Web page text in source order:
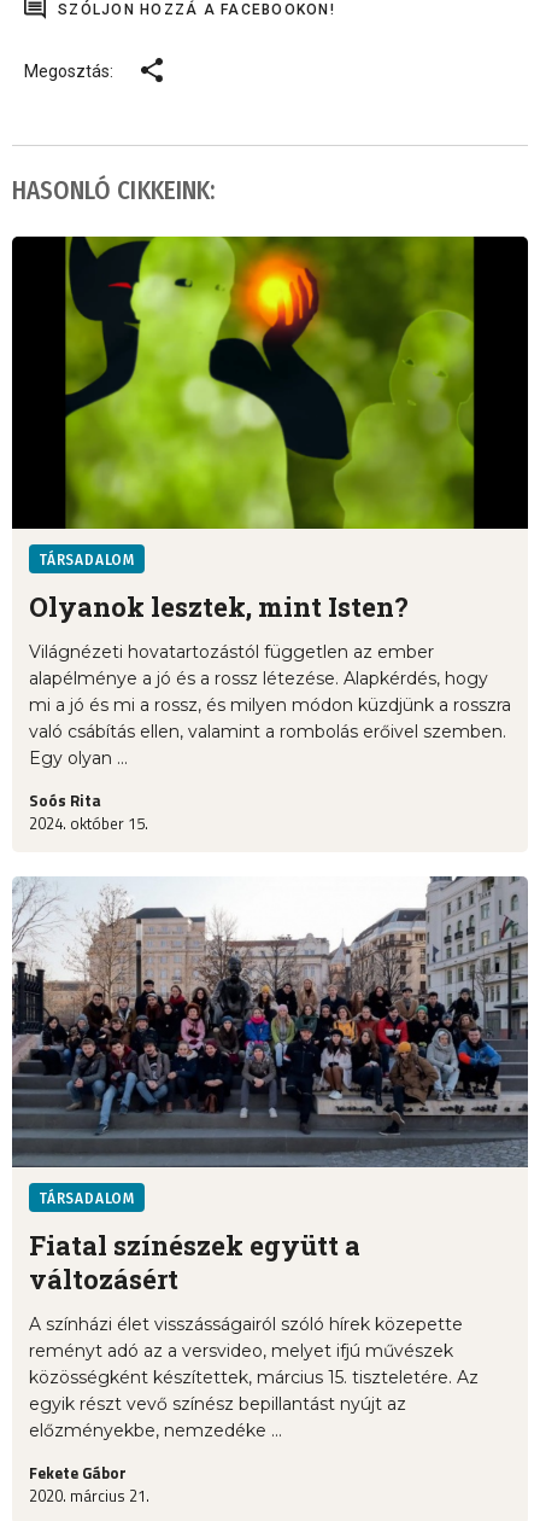
SZÓLJON HOZZÁ A FACEBOOKON!
Megosztás:
HASONLÓ CIKKEINK:
TÁRSADALOM
Olyanok lesztek, mint Isten?
Világnézeti hovatartozástól független az ember
alapélménye a jó és a rossz létezése. Alapkérdés, hogy
mi a jó és mi a rossz, és milyen módon küzdjünk a rosszra
való csábítás ellen, valamint a rombolás erőivel szemben.
Egy olyan ...
Soós Rita
2024. október 15.
TÁRSADALOM
Fiatal színészek együtt a
változásért
A színházi élet visszásságairól szóló hírek közepette
reményt adó az a versvideo, melyet ifjú művészek
közösségként készítettek, március 15. tiszteletére. Az
egyik részt vevő színész bepillantást nyújt az
előzményekbe, nemzedéke ...
Fekete Gábor
2020. március 21.